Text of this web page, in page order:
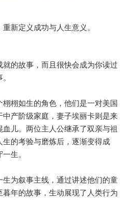
新定义成功与人生意义。
的故事，而且很快会成为你读过
栩如生的角色，他们是一对美国
产阶级家庭，妻子埃丽卡则是来
儿。两位主人公继承了双亲与祖
的考验与磨炼后，逐渐变得成
生。
为叙事主线，通过讲述他们的童
年的故事，生动展现了人类行为